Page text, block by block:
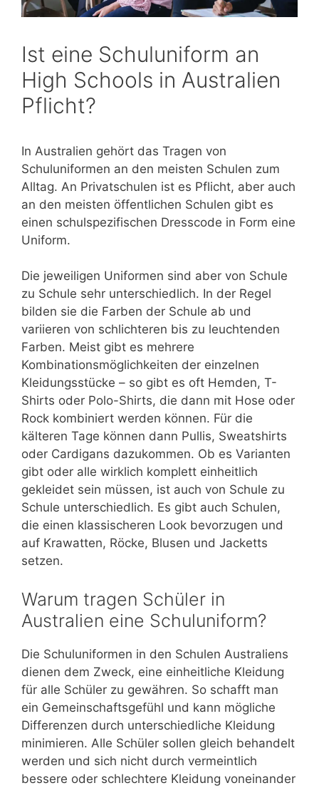
Ist eine Schuluniform an
High Schools in Australien
Pflicht?
In Australien gehört das Tragen von
Schuluniformen an den meisten Schulen zum
Alltag. An Privatschulen ist es Pflicht, aber auch
an den meisten öffentlichen Schulen gibt es
einen schulspezifischen Dresscode in Form eine
Uniform.
Die jeweiligen Uniformen sind aber von Schule
zu Schule sehr unterschiedlich. In der Regel
bilden sie die Farben der Schule ab und
variieren von schlichteren bis zu leuchtenden
Farben. Meist gibt es mehrere
Kombinationsmöglichkeiten der einzelnen
Kleidungsstücke – so gibt es oft Hemden, T-
Shirts oder Polo-Shirts, die dann mit Hose oder
Rock kombiniert werden können. Für die
kälteren Tage können dann Pullis, Sweatshirts
oder Cardigans dazukommen. Ob es Varianten
gibt oder alle wirklich komplett einheitlich
gekleidet sein müssen, ist auch von Schule zu
Schule unterschiedlich. Es gibt auch Schulen,
die einen klassischeren Look bevorzugen und
auf Krawatten, Röcke, Blusen und Jacketts
setzen.
Warum tragen Schüler in
Australien eine Schuluniform?
Die Schuluniformen in den Schulen Australiens
dienen dem Zweck, eine einheitliche Kleidung
für alle Schüler zu gewähren. So schafft man
ein Gemeinschaftsgefühl und kann mögliche
Differenzen durch unterschiedliche Kleidung
minimieren. Alle Schüler sollen gleich behandelt
werden und sich nicht durch vermeintlich
bessere oder schlechtere Kleidung voneinander